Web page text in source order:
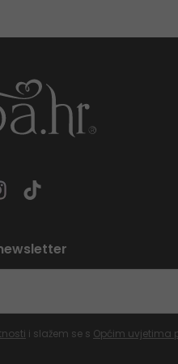
i slažem se s Općim uvjetima